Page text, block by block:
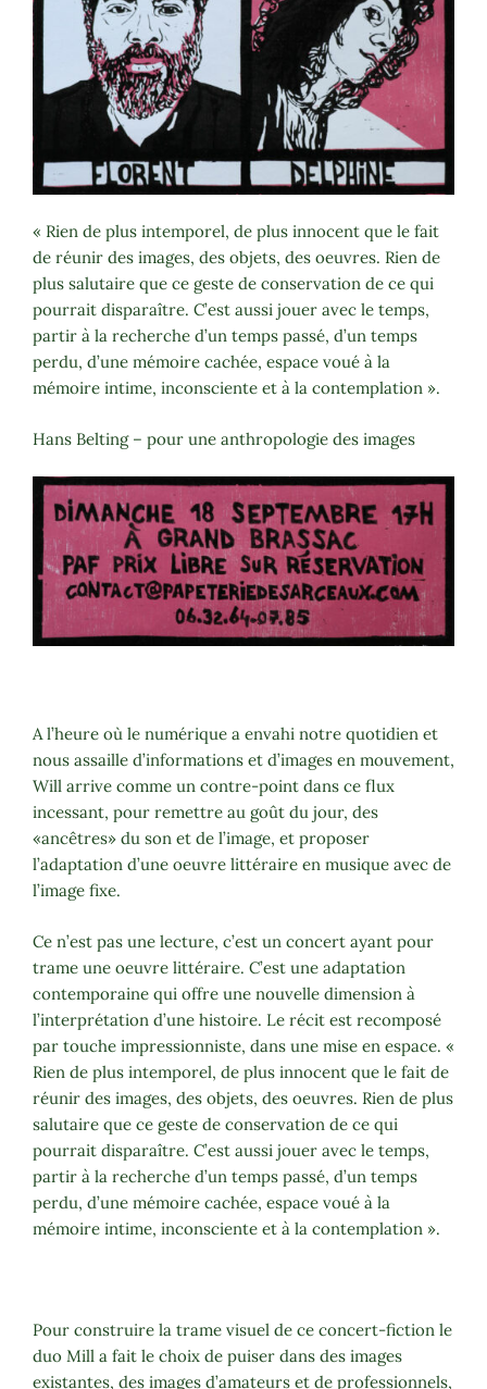
« Rien de plus intemporel, de plus innocent que le fait
de réunir des images, des objets, des oeuvres. Rien de
plus salutaire que ce geste de conservation de ce qui
pourrait disparaître. C’est aussi jouer avec le temps,
partir à la recherche d’un temps passé, d’un temps
perdu, d’une mémoire cachée, espace voué à la
mémoire intime, inconsciente et à la contemplation ».
Hans Belting – pour une anthropologie des images
A l’heure où le numérique a envahi notre quotidien et
nous assaille d’informations et d’images en mouvement,
Will arrive comme un contre-point dans ce flux
incessant, pour remettre au goût du jour, des
«ancêtres» du son et de l’image, et proposer
l’adaptation d’une oeuvre littéraire en musique avec de
l’image fixe.
Ce n’est pas une lecture, c’est un concert ayant pour
trame une oeuvre littéraire. C’est une adaptation
contemporaine qui offre une nouvelle dimension à
l’interprétation d’une histoire. Le récit est recomposé
par touche impressionniste, dans une mise en espace. «
Rien de plus intemporel, de plus innocent que le fait de
réunir des images, des objets, des oeuvres. Rien de plus
salutaire que ce geste de conservation de ce qui
pourrait disparaître. C’est aussi jouer avec le temps,
partir à la recherche d’un temps passé, d’un temps
perdu, d’une mémoire cachée, espace voué à la
mémoire intime, inconsciente et à la contemplation ».
Pour construire la trame visuel de ce concert-fiction le
duo Mill a fait le choix de puiser dans des images
existantes, des images d’amateurs et de professionnels,